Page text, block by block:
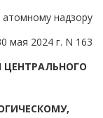
атомному надзору
мая 2024 г. N 163